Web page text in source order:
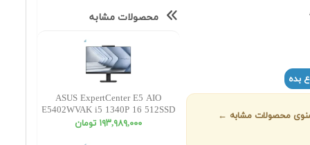
بده
منوی محصولات مشابه ←
محصولات مشابه
ASUS ExpertCenter E5 AIO
E5402WVAK i5 1340P 16 512SSD
INT FHD Non Touch
١٩٣,٩٨٩,٠٠٠ تومان